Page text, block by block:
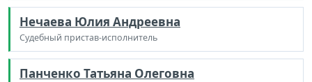
Нечаева Юлия Андреевна
Судебный пристав-исполнитель
Панченко Татьяна Олеговна